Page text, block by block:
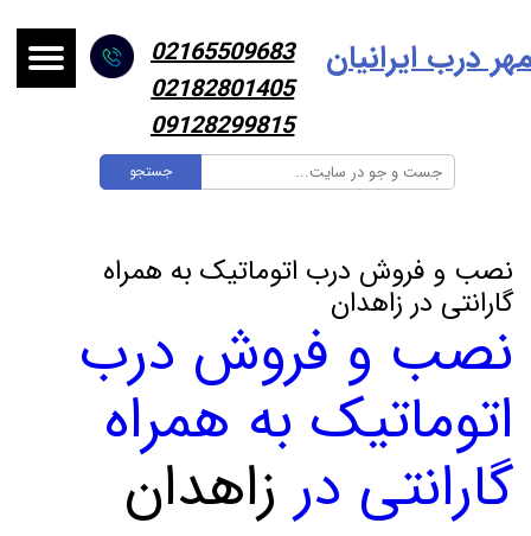
جستجو
درب ایرانیان
02165509683
02182801405
09128299815
نصب و فروش درب اتوماتیک به همراه
گارانتی در زاهدان
نصب و فروش درب
اتوماتیک به همراه
گارانتی در زاهدان